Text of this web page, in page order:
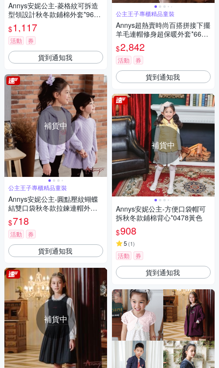
Annys安妮公主-菱格紋可拆造
型領設計秋冬款鋪棉外套*9682
紅色
$1,117
活動 券
貨到通知我
補貨中
公主王子專櫃精品童裝
Annys安妮公主-圓點壓紋蝴蝶
結雙口袋秋冬款拉鍊連帽外套*
9417紫色
$718
活動 券
貨到通知我
補貨中
公主王子專櫃精品童裝
Annys超熱賣時尚百搭拼接下擺
羊毛連帽修身超保暖外套*6686
白
$2,842
活動 券
貨到通知我
補貨中
Annys安妮公主-方便口袋帽可
拆秋冬款鋪棉背心*0478黃色
$908
5 (1)
活動 券
貨到通知我